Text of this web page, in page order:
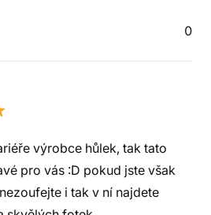
0
výrobce hůlek, tak tato
pro vás :D pokud jste však
i tak v ní najdete